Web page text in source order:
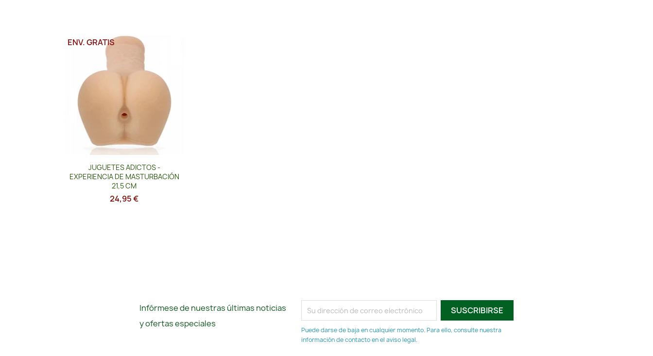
Vista rápida
JUGUETES ADICTOS -
EXPERIENCIA DE MASTURBACIÓN
21,5 CM
24,95 €
ENV. GRATIS
Infórmese de nuestras últimas noticias
y ofertas especiales
Puede darse de baja en cualquier momento. Para ello, consulte nuestra
información de contacto en el aviso legal.